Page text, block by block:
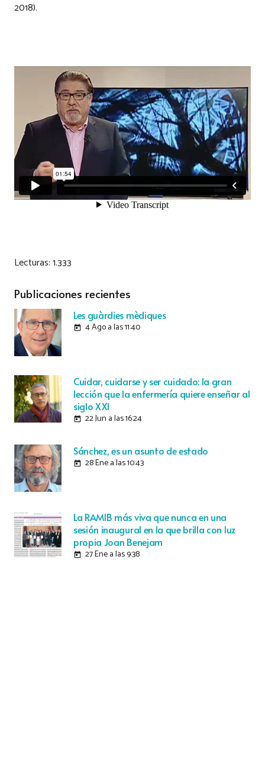
2018).
Lecturas:1.333
Publicaciones recientes
Les guàrdies mèdiques
today 4 Ago a las 11:40
Cuidar, cuidarse y ser cuidado: la gran
lección que la enfermería quiere enseñar al
siglo XXI
today 22 Jun a las 16:24
Sánchez, es un asunto de estado
today 28 Ene a las 10:43
La RAMIB más viva que nunca en una
sesión inaugural en la que brilla con luz
propia Joan Benejam
today 27 Ene a las 9:38